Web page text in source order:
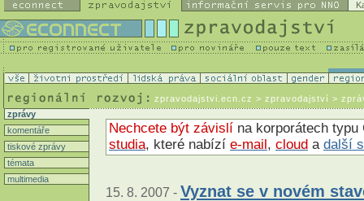
zpravodajstvi.ecn.cz > zpravodajství >
zprávy
komentáře
tiskové zprávy
témata
multimedia
Nechcete být závislí na korporátech
studia, které nabízí e-mail, cloud a další
15. 8. 2007 - Vyznat se v novém